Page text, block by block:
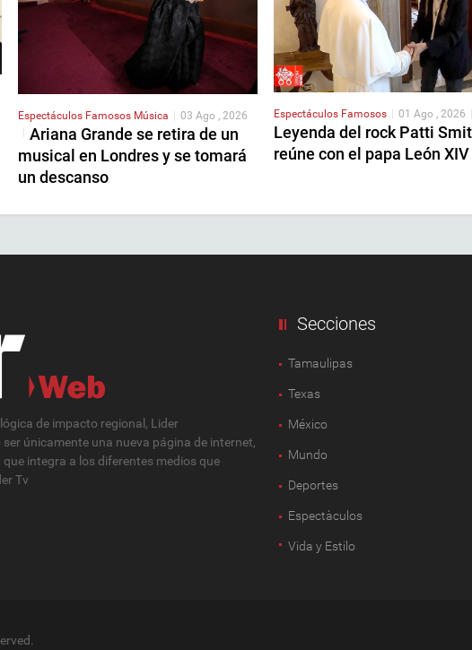
Espectáculos Famosos Música
03 Ago , 2026
Ariana Grande se retira de un
musical en Londres y se tomará
un descanso
Espectáculos Famosos | 01 Ago , 2026 |
Leyenda del rock Patti
reúne con el papa León XIV
de impacto regional, Lider
únicamente una nueva página de internet,
integra a los diferentes medios que
Tv
Secciones
Tamaulipas
Texas
México
Mundo
Deportes
Espectàculos
Vida y Estilo